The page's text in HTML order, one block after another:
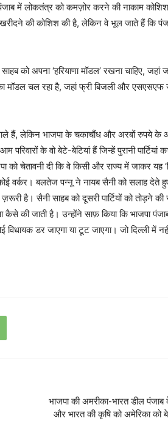
में लोकतंत्र को कमज़ोर करने की नाकाम
खरीदने की कोशिश की है, लेकिन वे भूल जाते हैं कि
को अपना ‘हरियाणा मॉडल’ रखना चाहिए, जहां
मॉडल चल रहा है, जहां फ्री बिजली और एसएसएफ
हैं, लेकिन भाजपा के चकाचौंध और अरबों रुपये के
के वो बेटे-बेटियां हैं जिन्हें पुरानी पार्टियां
को चेतावनी दी कि वे किसी और राज्य में जाकर यह
वर्कर। बलतेज पन्नू ने नायब सैनी को सलाह देते
है। सैनी साहब को दूसरी पार्टियों को तोड़ने
कैसे की जाती है। उन्होंने साफ़ किया कि भाजपा
डर जाएगा या टूट जाएगा। जो दिल्ली में
भाजपा की अमरीका-भारत डील पंजाब
और भारत की कृषि को अमेरिका को